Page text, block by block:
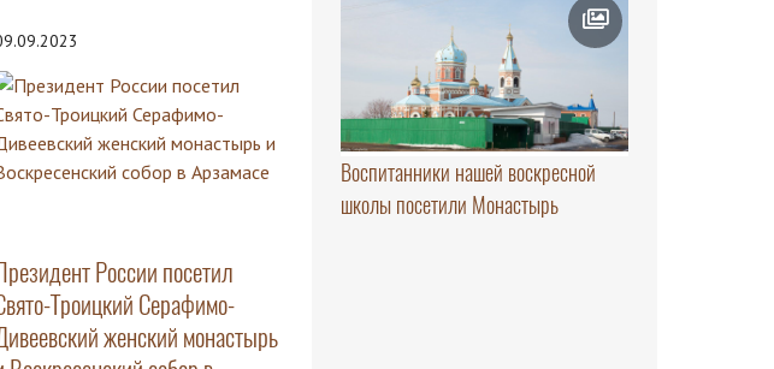
России посетил
Троицкий Серафимо-
женский монастырь
Воспитанники нашей воскресной
школы посетили Монастырь